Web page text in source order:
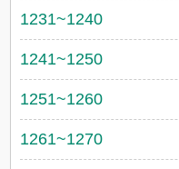
1231~1240
1241~1250
1251~1260
1261~1270